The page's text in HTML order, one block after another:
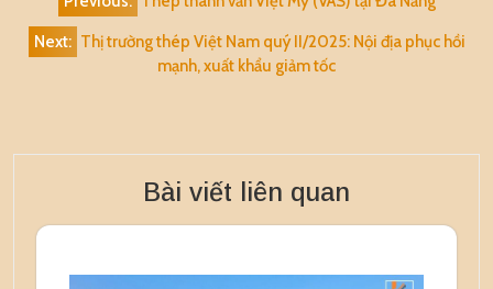
hướng
bài
Next: Thị trường thép Việt Nam quý II/2025: Nội địa phục hồi
mạnh, xuất khẩu giảm tốc
Bài viết liên quan